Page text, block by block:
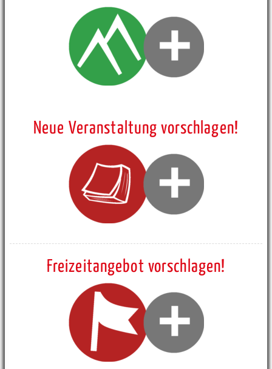
Neue Veranstaltung vorschlagen!
Freizeitangebot vorschlagen!